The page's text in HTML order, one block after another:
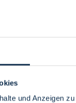
und Anzeigen